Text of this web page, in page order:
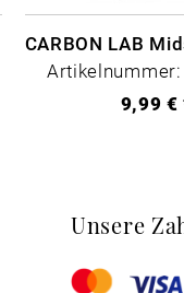
9,99 €
Unsere